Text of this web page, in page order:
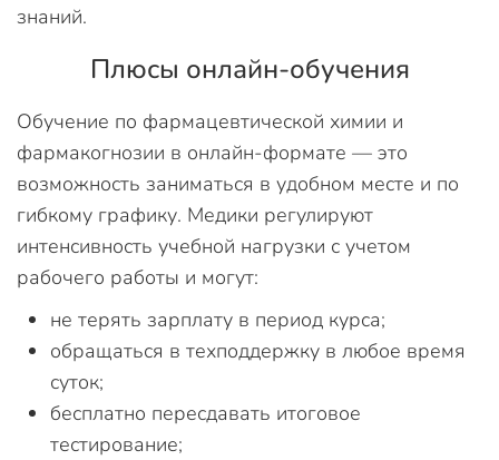
знаний.
Плюсы онлайн-обучения
Обучение по фармацевтической химии и
фармакогнозии в онлайн-формате — это
возможность заниматься в удобном месте и по
гибкому графику. Медики регулируют
интенсивность учебной нагрузки с учетом
рабочего работы и могут:
не терять зарплату в период курса;
обращаться в техподдержку в любое время
суток;
бесплатно пересдавать итоговое
тестирование;